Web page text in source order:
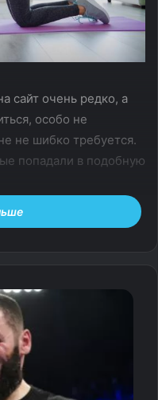
сайт очень редко, а
особо не
не шибко требуется.
попадали в подобную
лет, чуть-чуть до
моя мама,
наше общее
проблемы.
назад, когда бывшая